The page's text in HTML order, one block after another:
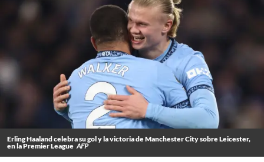
Erling Haaland celebra su gol y la victoria de Manchester City sobre Leicester,
en la Premier League AFP